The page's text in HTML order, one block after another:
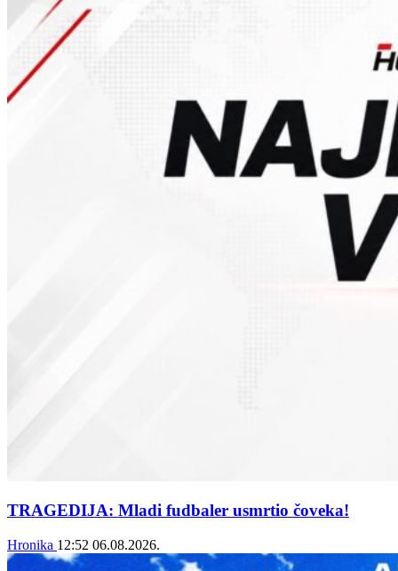
TRAGEDIJA: Mladi fudbaler usmrtio čoveka!
Hronika 12:52 06.08.2026.